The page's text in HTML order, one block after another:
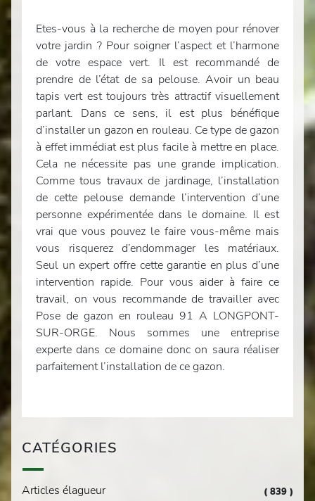
Etes-vous à la recherche de moyen pour rénover
votre jardin ? Pour soigner l’aspect et l’harmone
de votre espace vert. Il est recommandé de
prendre de l’état de sa pelouse. Avoir un beau
tapis vert est toujours très attractif visuellement
parlant. Dans ce sens, il est plus bénéfique
d’installer un gazon en rouleau. Ce type de gazon
à effet immédiat est plus facile à mettre en place.
Cela ne nécessite pas une grande implication.
Comme tous travaux de jardinage, l’installation
de cette pelouse demande l’intervention d’une
personne expérimentée dans le domaine. Il est
vrai que vous pouvez le faire vous-même mais
vous risquerez d’endommager les matériaux.
Seul un expert offre cette garantie en plus d’une
intervention rapide. Pour vous aider à faire ce
travail, on vous recommande de travailler avec
Pose de gazon en rouleau 91 A LONGPONT-
SUR-ORGE. Nous sommes une entreprise
experte dans ce domaine donc on saura réaliser
parfaitement l’installation de ce gazon.
CATÉGORIES
Articles élagueur ( 839 )